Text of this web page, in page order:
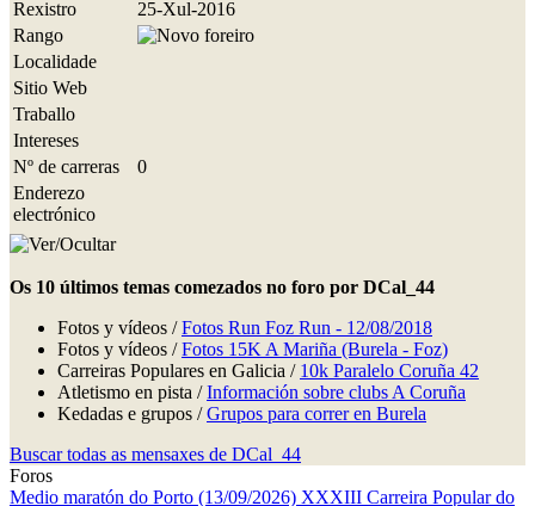
Rexistro
25-Xul-2016
Rango
Localidade
Sitio Web
Traballo
Intereses
Nº de carreras
0
Enderezo
electrónico
Os 10 últimos temas comezados no foro por DCal_44
Fotos y vídeos /Fotos Run Foz Run - 12/08/2018
Fotos y vídeos /Fotos 15K A Mariña (Burela - Foz)
Carreiras Populares en Galicia / 10k Paralelo Coruña 42
Atletismo en pista /Información sobre clubs A Coruña
Kedadas e grupos /Grupos para correr en Burela
Buscar todas as mensaxes de DCal_44
Foros
Medio maratón do Porto (13/09/2026) XXXIII Carreira Popular do